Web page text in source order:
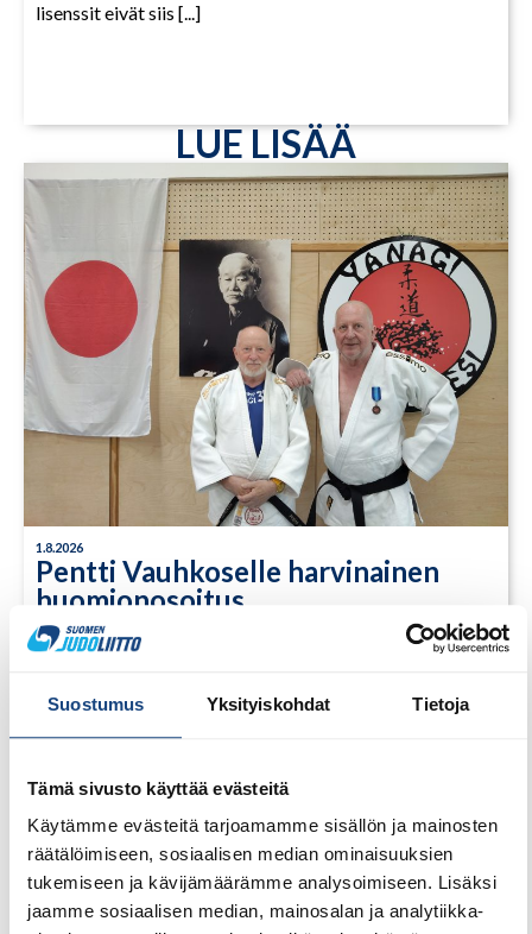
Suostumus Yksityiskohdat Tietoja
Tämä sivusto käyttää evästeitä
Käytämme evästeitä tarjoamamme sisällön ja mainosten
räätälöimiseen, sosiaalisen median ominaisuuksien
tukemiseen ja kävijämäärämme analysoimiseen. Lisäksi
jaamme sosiaalisen median, mainosalan ja analytiikka-
lisenssit eivät siis [...]
LUE LISÄÄ
1.8.2026
Pentti Vauhkoselle harvinainen
huomionosoitus